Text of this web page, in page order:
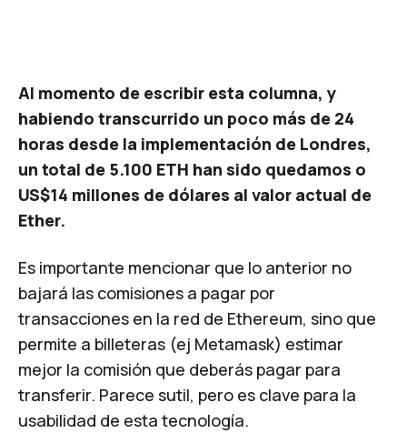
Al momento de escribir esta columna, y
habiendo transcurrido un poco más de 24
horas desde la implementación de Londres,
un total de 5.100 ETH han sido quedamos o
US$14 millones de dólares al valor actual de
Ether.
Es importante mencionar que lo anterior no
bajará las comisiones a pagar por
transacciones en la red de Ethereum, sino que
permite a billeteras (ej Metamask) estimar
mejor la comisión que deberás pagar para
transferir. Parece sutil, pero es clave para la
usabilidad de esta tecnología.